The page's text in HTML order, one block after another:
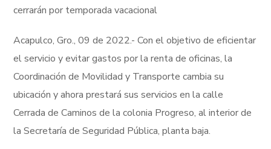
cerrarán por temporada vacacional
Acapulco, Gro., 09 de 2022.- Con el objetivo de eficientar
el servicio y evitar gastos por la renta de oficinas, la
Coordinación de Movilidad y Transporte cambia su
ubicación y ahora prestará sus servicios en la calle
Cerrada de Caminos de la colonia Progreso, al interior de
la Secretaría de Seguridad Pública, planta baja.